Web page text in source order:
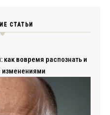
СТАТЬИ
вовремя распознать и
изменениями